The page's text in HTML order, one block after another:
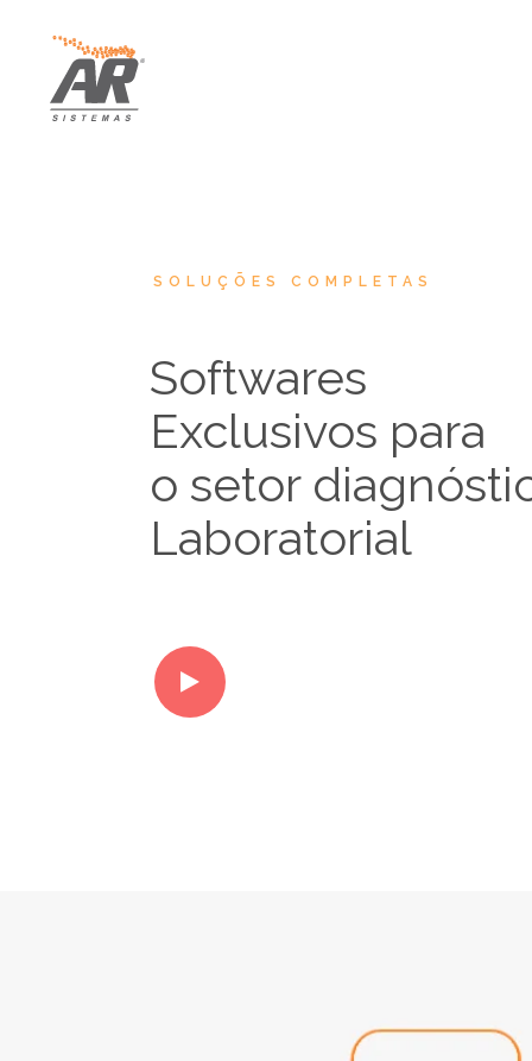
primary
navigation
Softwares
Exclusivos para
o setor
Laboratorial
SOLUÇÕES COMPLETAS